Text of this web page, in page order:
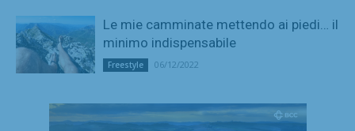
Le mie camminate mettendo ai piedi… il
minimo indispensabile
Freestyle 06/12/2022